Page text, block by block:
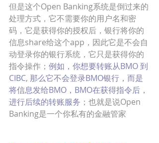
但是这个Open Banking系统是倒过来的
处理方式，它不需要你的用户名和密
码，它是获得你的授权后，银行将你的
信息share给这个app，因此它是不会自
动登录你的银行系统，它只是获得你的
指令操作； 例如，你想要转账从BMO 到
CIBC, 那么它不会登录BMO银行，而是
将信息发给BMO，BMO在获得指令后，
进行后续的转账服务 ；也就是说Open
Banking是一个你私有的金融管家